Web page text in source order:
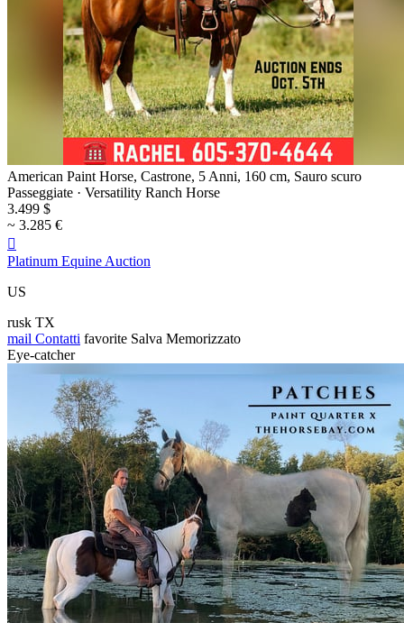
American Paint Horse, Castrone, 5 Anni, 160 cm, Sauro scuro
Passeggiate · Versatility Ranch Horse
3.499 $
~ 3.285 €

Platinum Equine Auction
US
rusk TX
mail Contatti favorite Salva Memorizzato
Eye-catcher